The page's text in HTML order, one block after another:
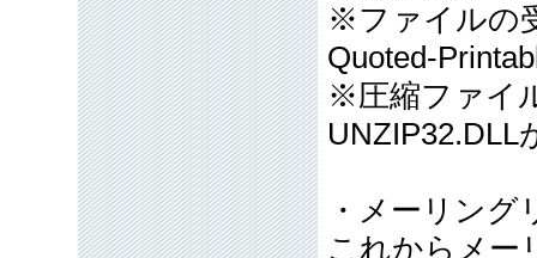
※ファイルの
Quoted-
※圧縮ファイ
UNZIP32.DLL
・メーリン
これからメー